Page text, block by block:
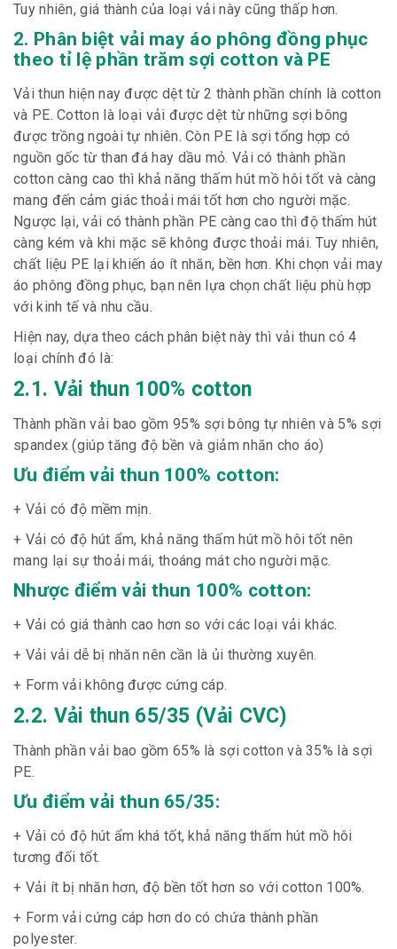
Tuy nhiên, giá thành của loại vải này cũng thấp hơn.
2. Phân biệt vải may áo phông đồng phục
theo tỉ lệ phần trăm sợi cotton và PE
Vải thun hiện nay được dệt từ 2 thành phần chính là cotton
và PE. Cotton là loại vải được dệt từ những sợi bông
được trồng ngoài tự nhiên. Còn PE là sợi tổng hợp có
nguồn gốc từ than đá hay dầu mỏ. Vải có thành phần
cotton càng cao thì khả năng thấm hút mồ hôi tốt và càng
mang đến cảm giác thoải mái tốt hơn cho người mặc.
Ngược lại, vải có thành phần PE càng cao thì độ thấm hút
càng kém và khi mặc sẽ không được thoải mái. Tuy nhiên,
chất liệu PE lại khiến áo ít nhăn, bền hơn. Khi chọn vải may
áo phông đồng phục, bạn nên lựa chọn chất liệu phù hợp
với kinh tế và nhu cầu.
Hiện nay, dựa theo cách phân biệt này thì vải thun có 4
loại chính đó là:
2.1. Vải thun 100% cotton
Thành phần vải bao gồm 95% sợi bông tự nhiên và 5% sợi
spandex (giúp tăng độ bền và giảm nhăn cho áo)
Ưu điểm vải thun 100% cotton:
+ Vải có độ mềm mịn.
+ Vải có độ hút ẩm, khả năng thấm hút mồ hôi tốt nên
mang lại sự thoải mái, thoáng mát cho người mặc.
Nhược điểm vải thun 100% cotton:
+ Vải có giá thành cao hơn so với các loại vải khác.
+ Vải vải dễ bị nhăn nên cần là ủi thường xuyên.
+ Form vải không được cứng cáp.
2.2. Vải thun 65/35 (Vải CVC)
Thành phần vải bao gồm 65% là sợi cotton và 35% là sợi
PE.
Ưu điểm vải thun 65/35:
+ Vải có độ hút ẩm khá tốt, khả năng thấm hút mồ hôi
tương đối tốt.
+ Vải ít bị nhăn hơn, độ bền tốt hơn so với cotton 100%.
+ Form vải cứng cáp hơn do có chứa thành phần
polyester.